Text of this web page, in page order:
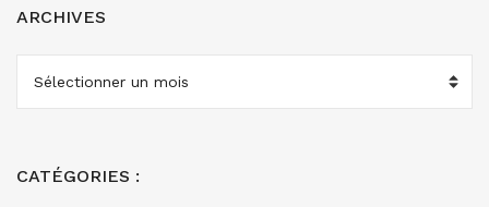
ARCHIVES
CATÉGORIES :